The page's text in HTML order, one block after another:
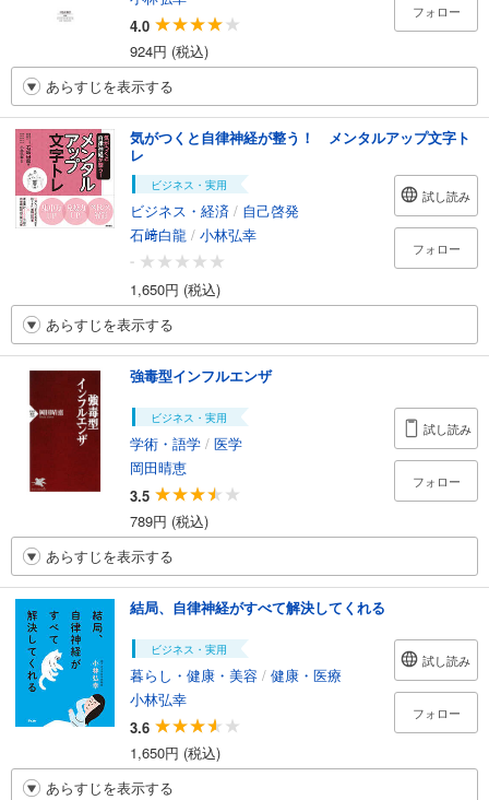
4.0
924円 (税込)
フォロー
あらすじを表示する
気がつくと自律神経が整う！ メンタルアップ文字ト
レ
ビジネス・実用
ビジネス・経済 / 自己啓発
石﨑白龍 / 小林弘幸
-
1,650円 (税込)
試し読み
フォロー
あらすじを表示する
強毒型インフルエンザ
ビジネス・実用
学術・語学 / 医学
岡田晴恵
3.5
789円 (税込)
試し読み
フォロー
あらすじを表示する
結局、自律神経がすべて解決してくれる
ビジネス・実用
暮らし・健康・美容 / 健康・医療
小林弘幸
3.6
1,650円 (税込)
試し読み
フォロー
あらすじを表示する